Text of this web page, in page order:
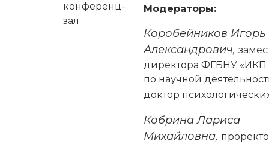
конференц-
зал
Модераторы:
Коробейников Игорь
Александрович,
директора ФГБНУ
по научной
доктор
Кобрина Лариса
Михайловна,